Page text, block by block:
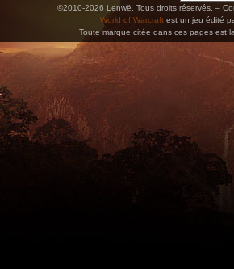
©2010-2026 Lenwë. Tous droits réservés. –
World of Warcraftest un jeu édité
Toute marque citée dans ces pages est
applications. Copiez l'adresse et collez-la dans